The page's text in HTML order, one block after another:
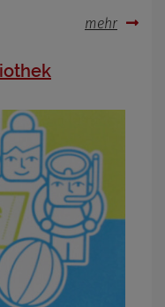
mehr